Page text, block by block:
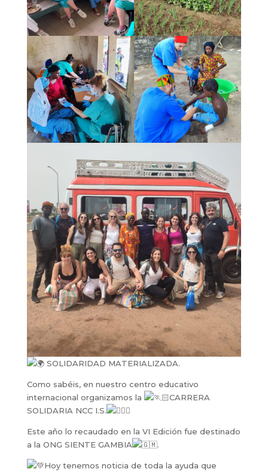
SOLIDARIDAD MATERIALIZADA.
Como sabéis, en nuestro centro educativo
internacional organizamos la
CARRERA
SOLIDARIA NCC I.S.
Este año lo recaudado en la VI Edición fue destinado
a la ONG SIENTE GAMBIA
.
Hoy tenemos noticia de toda la ayuda que